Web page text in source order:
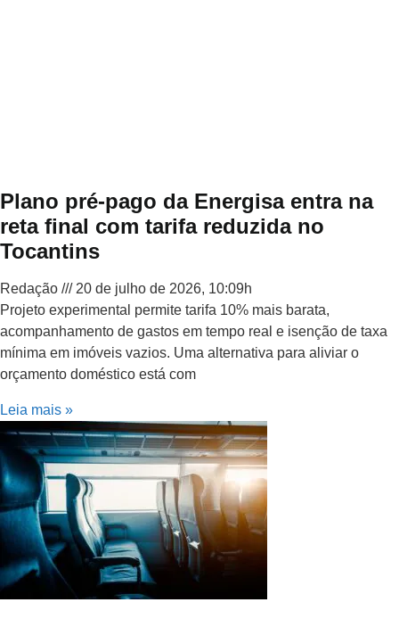
Plano pré-pago da Energisa entra na
reta final com tarifa reduzida no
Tocantins
Redação
20 de julho de 2026, 10:09h
Projeto experimental permite tarifa 10% mais barata,
acompanhamento de gastos em tempo real e isenção de taxa
mínima em imóveis vazios. Uma alternativa para aliviar o
orçamento doméstico está com
Leia mais »